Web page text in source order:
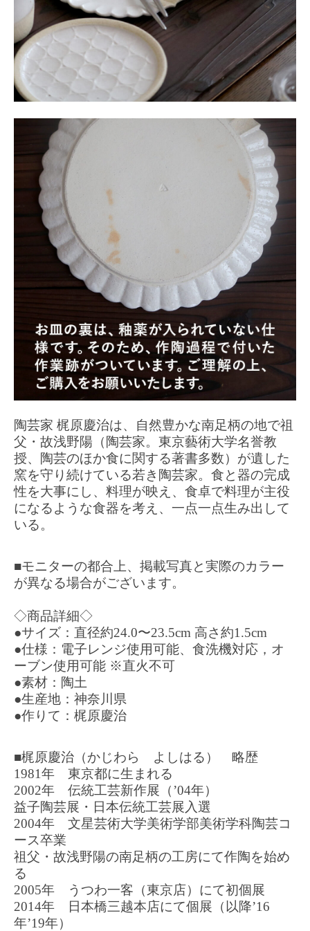
陶芸家 梶原慶治は、自然豊かな南足柄の地で祖
父・故浅野陽（陶芸家。東京藝術大学名誉教
授、陶芸のほか食に関する著書多数）が遺した
窯を守り続けている若き陶芸家。食と器の完成
性を大事にし、料理が映え、食卓で料理が主役
になるような食器を考え、一点一点生み出して
いる。
■モニターの都合上、掲載写真と実際のカラー
が異なる場合がございます。
◇商品詳細◇
●サイズ：直径約24.0〜23.5cm 高さ約1.5cm
●仕様：電子レンジ使用可能、食洗機対応，オ
ーブン使用可能 ※直火不可
●素材：陶土
●生産地：神奈川県
●作りて：梶原慶治
■梶原慶治（かじわら よしはる） 略歴
1981年 東京都に生まれる
2002年 伝統工芸新作展（’04年）
益子陶芸展・日本伝統工芸展入選
2004年 文星芸術大学美術学部美術学科陶芸コ
ース卒業
祖父・故浅野陽の南足柄の工房にて作陶を始め
る
2005年 うつわ一客（東京店）にて初個展
2014年 日本橋三越本店にて個展（以降’16
年’19年）